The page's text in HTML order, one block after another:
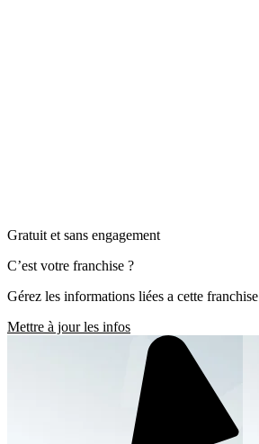
Gratuit et sans engagement
C’est votre franchise ?
Gérez les informations liées a cette franchise
Mettre à jour les infos